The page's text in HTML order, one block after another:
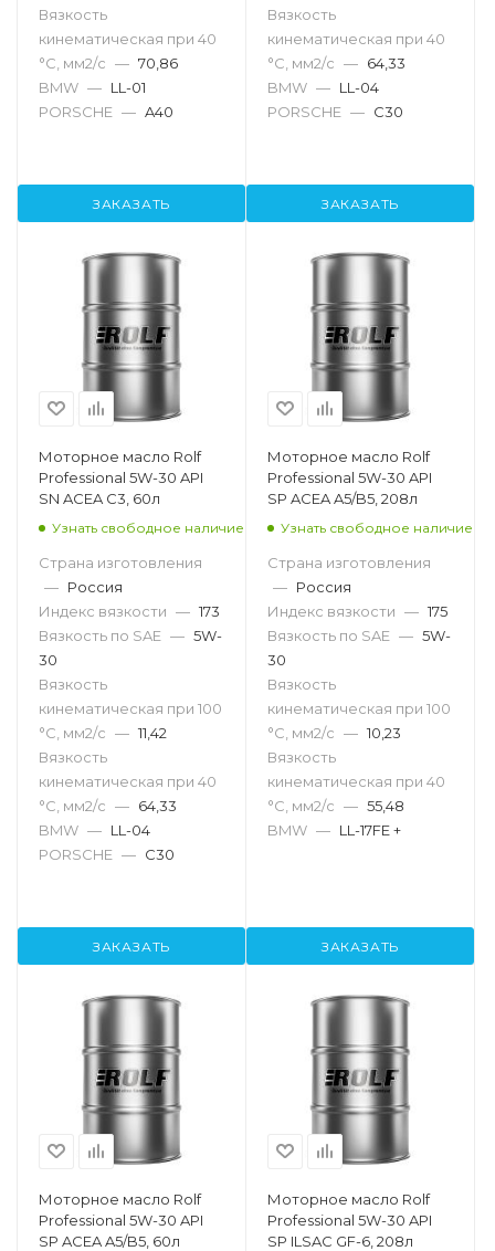
Вязкость
кинематическая при 40
°С, мм2/с — 70,86
BMW — LL-01
PORSCHE — A40
ЗАКАЗАТЬ
Вязкость
кинематическая при 40
°С, мм2/с — 64,33
BMW — LL-04
PORSCHE — C30
ЗАКАЗАТЬ
Моторное масло Rolf
Professional 5W-30 API
SN ACEA C3, 60л
Узнать свободное наличие
Страна изготовления
— Россия
Индекс вязкости — 173
Вязкость по SAE — 5W-
30
Вязкость
кинематическая при 100
°С, мм2/с — 11,42
Вязкость
кинематическая при 40
°С, мм2/с — 64,33
BMW — LL-04
PORSCHE — C30
ЗАКАЗАТЬ
Моторное масло Rolf
Professional 5W-30 API
SP ACEA A5/B5, 208л
Узнать свободное наличие
Страна изготовления
— Россия
Индекс вязкости — 175
Вязкость по SAE — 5W-
30
Вязкость
кинематическая при 100
°С, мм2/с — 10,23
Вязкость
кинематическая при 40
°С, мм2/с — 55,48
BMW — LL-17FE +
ЗАКАЗАТЬ
Моторное масло Rolf
Professional 5W-30 API
SP ACEA A5/B5, 60л
Моторное масло Rolf
Professional 5W-30 API
SP ILSAC GF-6, 208л